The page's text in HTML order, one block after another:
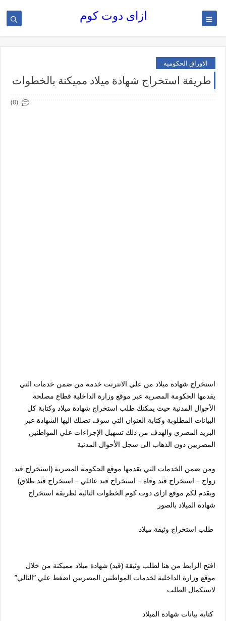
ازاى دوت كوم
الاوراق الحكوميه
طريقة استخراج شهادة ميلاد مميكنة بالخطوات
(0)
استخراج شهادة ميلاد من علي الانترنت خدمة من ضمن خدمات التي
يقدمها الحكومة المصرية عبر موقع وزارة الداخلية قطاع مصلحة
الأحوال المدنية حيث يمكنك طلب استخراج شهادة ميلاد وكتابة كل
البيانات المطلوبة وكتابة العنوان التي سوف تصلك اليها الشهادة عبر
البريد المصري والهدف من ذلك تسهيل الإجراءات علي المواطنين
المصريين دون الذهاب الى سجل الأحوال المدنية
ومن ضمن الخدمات التي يقدمها موقع الحكومة المصرية (استخراج قيد
زواج – استخراج قيد وفاة – استخراج قيد عائلي – استخراج قيد طلاق)
ويقدم لكم موقع ازاى دوت كوم الخطوات التالية لطريقة استخراج
شهادة الميلاد بالصور
طلب استخراج وثيقة ميلاد
افتح الرابط من هنا لطلب وثيقة (قيد) شهادة ميلاد مميكنة من خلال
موقع وزارة الداخلية لخدمات المواطنين المصريين اضغط علي “التالي”
لاستكمال الطلب
كتابة بيانات شهادة الميلاد